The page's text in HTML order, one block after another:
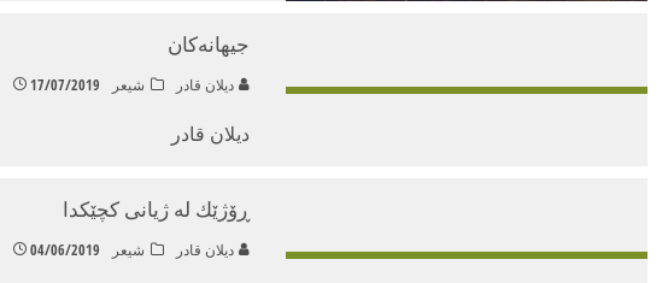
جیهانه‌كان
دیلان قادر شیعر 17/07/2019
دیلان قادر
ڕۆژێك له‌ ژیانی كچێكدا
دیلان قادر شیعر 04/06/2019